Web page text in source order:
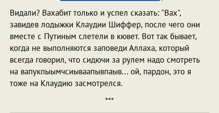
Видали? Вахабит только и успел сказать: "Вах",
завидев лодыжки Клаудии Шиффер, после чего они
вместе с Путиным слетели в кювет. Вот так бывает,
когда не выполняются заповеди Аллаха, который
всегда говорил, что сидючи за рулем надо смотреть
на вапукпыымчсиываапывпаыв... ой, пардон, это я
тоже на Клаудию засмотрелся.
***